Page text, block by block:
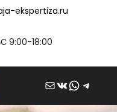
ekspertiza.ru
9:00-18:00
Почта ВКонтакте WhatsApp Telegram